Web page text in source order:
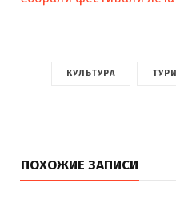
КУЛЬТУРА
ПОХОЖИЕ ЗАПИСИ